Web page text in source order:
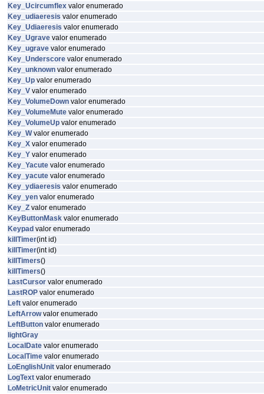
Key_Ucircumflex valor enumerado
Key_udiaeresis valor enumerado
Key_Udiaeresis valor enumerado
Key_Ugrave valor enumerado
Key_ugrave valor enumerado
Key_Underscore valor enumerado
Key_unknown valor enumerado
Key_Up valor enumerado
Key_V valor enumerado
Key_VolumeDown valor enumerado
Key_VolumeMute valor enumerado
Key_VolumeUp valor enumerado
Key_Wvalor enumerado
Key_X valor enumerado
Key_Y valor enumerado
Key_Yacute valor enumerado
Key_yacute valor enumerado
Key_ydiaeresis valor enumerado
Key_yen valor enumerado
Key_Z valor enumerado
KeyButtonMask valor enumerado
Keypad valor enumerado
killTimer(int id)
killTimer(int id)
killTimers()
killTimers()
LastCursor valor enumerado
LastROP valor enumerado
Left valor enumerado
LeftArrowvalor enumerado
LeftButton valor enumerado
lightGray
LocalDate valor enumerado
LocalTime valor enumerado
LoEnglishUnit valor enumerado
LogText valor enumerado
LoMetricUnit valor enumerado